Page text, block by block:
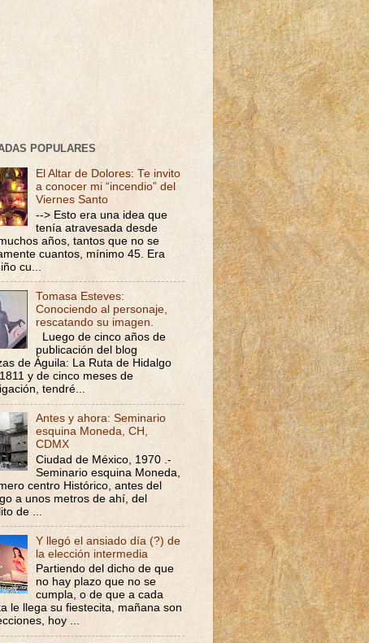
POPULARES
El Altar de Dolores: Te invito
a conocer mi “incendio” del
Viernes Santo
--> Esto era una idea que
tenía atravesada desde
años, tantos que no se
cuantos, mínimo 45. Era
cu...
Tomasa Esteves:
Conociendo al personaje,
rescatando su imagen.
Luego de cinco años de
publicación del blog
de Águila: La Ruta de Hidalgo
y de cinco meses de
tendré...
Antes y ahora: Seminario
esquina Moneda, CH,
CDMX
Ciudad de México, 1970 .-
Seminario esquina Moneda,
centro Histórico, antes del
a unos metros de ahí, del
de ...
Y llegó el ansiado día (?) de
la elección intermedia
Partiendo del dicho de que
no hay plazo que no se
cumpla, o de que a cada
le llega su fiestecita, mañana son
hoy ...